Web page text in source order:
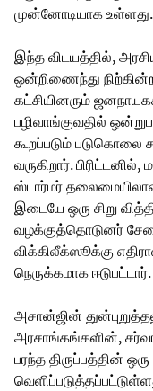
முன்னோடியாக உள்ளது.
இந்த விடயத்தில்,
ஒன்றிணைந்து
கட்சியினரும்
பழிவாங்குவதில்
கூறப்படும் படுகொலை
வருகிறார்.
ஸ்டார்மர்
இடையே ஒரு சிறு
வழக்குத்தொடுனர்
விக்கிலீக்ஸூக்கு
நெருக்கமாக ஈடுபட்டார்.
அசான்ஜின்
அரசாங்கங்களின்,
பரந்த திருப்பத்தின்